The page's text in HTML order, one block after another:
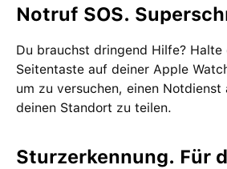
Notruf SOS.
Du brauchst dringend Hilfe? Halte
Seitentaste auf deiner Apple
um zu versuchen, einen Notdienst
deinen Standort zu teilen.
Sturzerkennung. Für